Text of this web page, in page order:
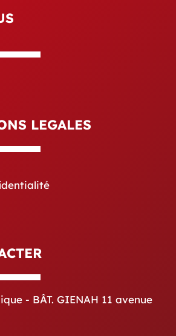
LEGALES
- BÂT. GIENAH 11 avenue